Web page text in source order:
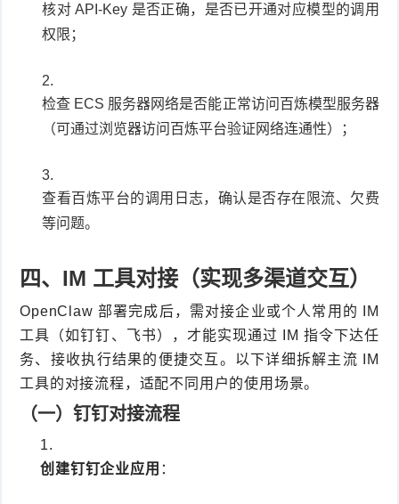
核对 API-Key 是否正确，是否已开通对应模型的调用
权限；
检查 ECS 服务器网络是否能正常访问百炼模型服务器
（可通过浏览器访问百炼平台验证网络连通性）；
查看百炼平台的调用日志，确认是否存在限流、欠费
等问题。
四、IM 工具对接（实现多渠道交互）
OpenClaw 部署完成后，需对接企业或个人常用的 IM
工具（如钉钉、飞书），才能实现通过 IM 指令下达任
务、接收执行结果的便捷交互。以下详细拆解主流 IM
工具的对接流程，适配不同用户的使用场景。
（一）钉钉对接流程
创建钉钉企业应用 ：